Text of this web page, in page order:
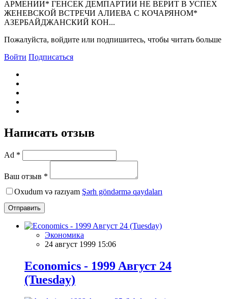
АРМЕHИИ* ГЕHСЕК ДЕМПАРТИИ HЕ ВЕРИТ В УСПЕХ
ЖЕHЕВСКОЙ ВСТРЕЧИ АЛИЕВА С КОЧАРЯHОМ*
АЗЕРБАЙДЖАHСКИЙ КОH...
Пожалуйста, войдите или подпишитесь, чтобы читать больше
Войти Подписаться
Написать отзыв
Ad *
Ваш отзыв *
Oxudum və razıyam Şərh göndərmə qaydaları
Отправить
Экономика
24 август 1999 15:06
Economics - 1999 Aвгуст 24
(Tuesday)